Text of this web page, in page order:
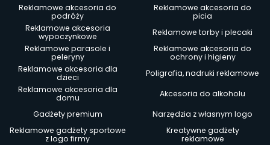
Reklamowe akcesoria do
podróży
Reklamowe akcesoria do
picia
Reklamowe akcesoria
wypoczynkowe
Reklamowe torby i plecaki
Reklamowe parasole i
peleryny
Reklamowe akcesoria do
ochrony i higieny
Reklamowe akcesoria dla
dzieci
Poligrafia, nadruki reklamowe
Reklamowe akcesoria dla
domu
Akcesoria do alkoholu
Gadżety premium
Narzędzia z własnym logo
Reklamowe gadżety sportowe
z logo firmy
Kreatywne gadżety
reklamowe